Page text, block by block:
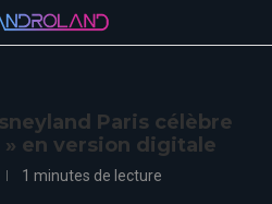
Paris célèbre
en version digitale
1 minutes de lecture